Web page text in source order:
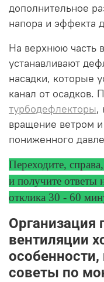
дополнительное
напора и эффекта
На верхнюю часть
устанавливают
насадки, которые
канал от осадков.
турбодефлекторы,
вращение ветром
пониженного
Переходите,
и получите ответы
отклика 30 - 60
вентиляции
советы по